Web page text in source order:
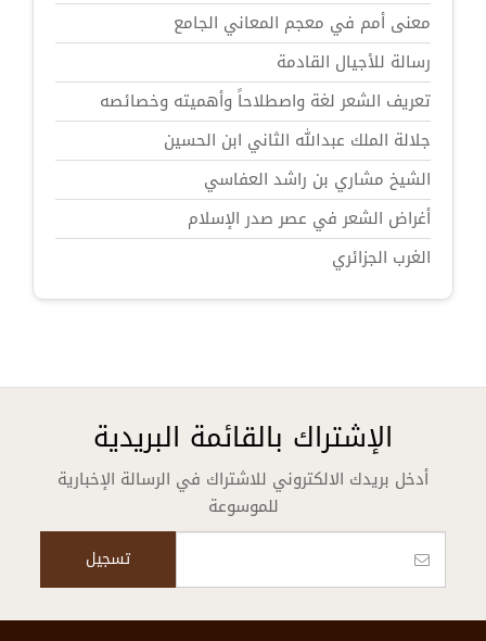
معنى أمم في معجم المعاني الجامع
رسالة للأجيال القادمة
تعريف الشعر لغة واصطلاحاً وأهميته وخصائصه
جلالة الملك عبدالله الثاني ابن الحسين
الشيخ مشاري بن راشد العفاسي
أغراض الشعر في عصر صدر الإسلام
الغرب الجزائري
الإشتراك بالقائمة البريدية
أدخل بريدك الالكتروني للاشتراك في الرسالة الإخبارية
للموسوعة